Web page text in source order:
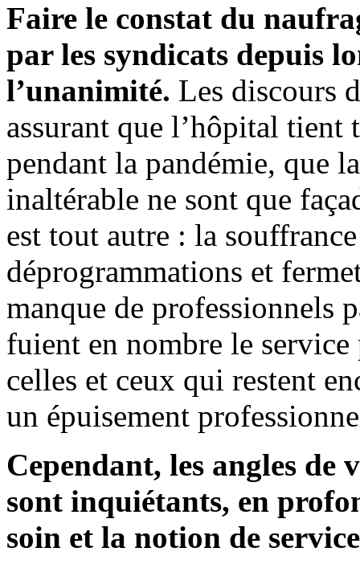
Faire le constat du
par les syndicats depuis
l’unanimité. Les discours
assurant que l’hôpital
pendant la pandémie, que
inaltérable ne sont que
est tout autre : la
déprogrammations et
manque de professionnels
fuient en nombre le
celles et ceux qui restent
un épuisement
Cependant, les angles
sont inquiétants, en
soin et la notion de